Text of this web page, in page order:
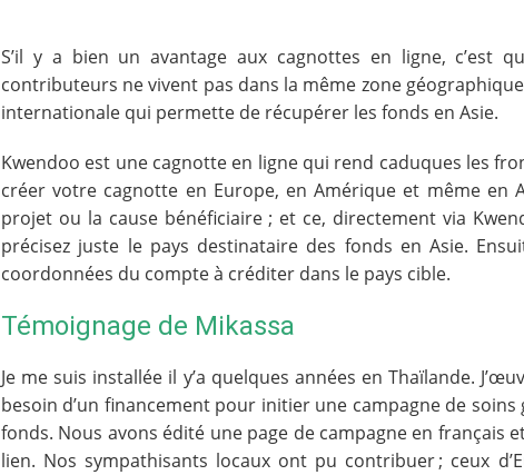
S’il y a bien un avantage aux cagnottes en ligne, c’est
contributeurs ne vivent pas dans la même zone
internationale qui permette de récupérer les fonds en Asie.
Kwendoo est une cagnotte en ligne qui rend caduques les
créer votre cagnotte en Europe, en Amérique et même
projet ou la cause bénéficiaire ; et ce, directement via
précisez juste le pays destinataire des fonds en Asie.
coordonnées du compte à créditer dans le pays cible.
Témoignage de Mikassa
Je me suis installée il y’a quelques années en Thaïlande.
besoin d’un financement pour initier une campagne de
fonds. Nous avons édité une page de campagne en français
lien. Nos sympathisants locaux ont pu contribuer ; ceux